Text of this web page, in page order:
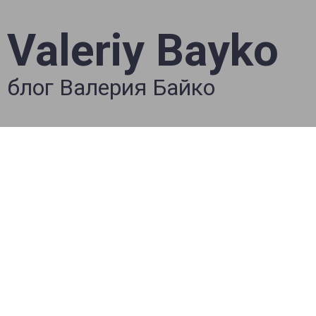
Valeriy Bayko
блог Валерия Байко